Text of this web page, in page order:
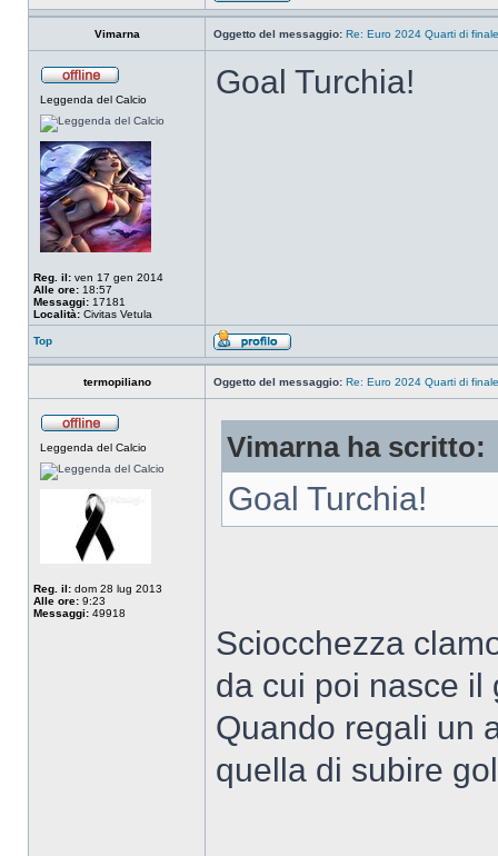
Vimarna Oggetto del messaggio: Re: Euro 2024 Quarti di
Leggenda del Calcio
Reg. il: ven 17 gen 2014
Alle ore: 18:57
Messaggi: 17181
Località: Civitas Vetula
Goal Turchia!
Top
termopiliano Oggetto del messaggio: Re: Euro 2024 Quarti di
Leggenda del Calcio
Reg. il: dom 28 lug 2013
Alle ore: 9:23
Messaggi: 49918
Vimarna ha scritto:
Goal Turchia!
Sciocchezza
da cui poi nasce il
Quando regali un
quella di subire